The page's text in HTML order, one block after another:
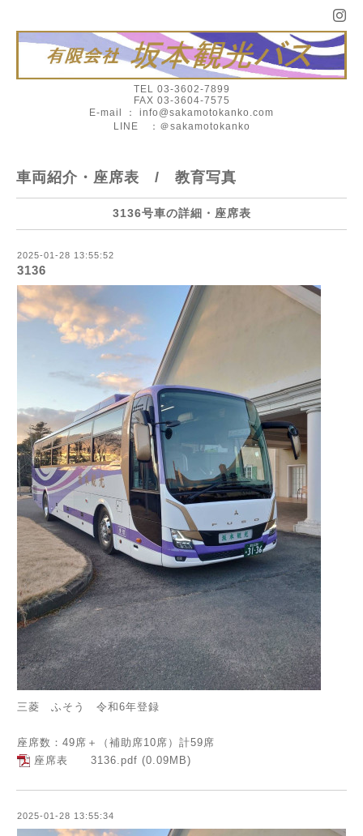
TEL 03-3602-7899
FAX 03-3604-7575
E-mail ： info@sakamotokanko.com
LINE ：＠sakamotokanko
車両紹介・座席表 / 教育写真
3136号車の詳細・座席表
2025-01-28 13:55:52
3136
三菱 ふそう 令和6年登録
座席数：49席＋（補助席10席）計59席
座席表 3136.pdf (0.09MB)
2025-01-28 13:55:34